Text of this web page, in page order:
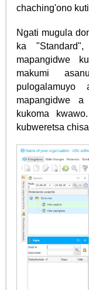
chaching'ono
Ngati mugula
ka
mapangidwe
makumi
mapangidwe
kukoma
kubweretsa